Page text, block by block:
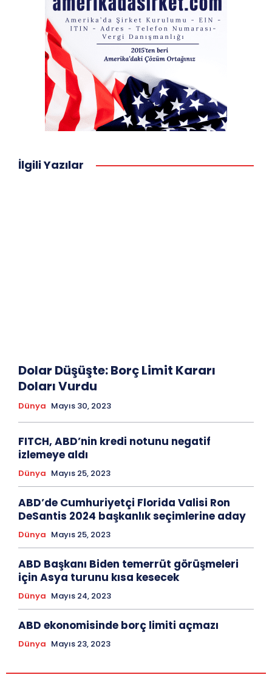
İlgili Yazılar
Dolar Düşüşte: Borç Limit Kararı
Doları Vurdu
Dünya Mayıs 30, 2023
FITCH, ABD’nin kredi notunu negatif
izlemeye aldı
Dünya Mayıs 25, 2023
ABD’de Cumhuriyetçi Florida Valisi Ron
DeSantis 2024 başkanlık seçimlerine aday
Dünya Mayıs 25, 2023
ABD Başkanı Biden temerrüt görüşmeleri
için Asya turunu kısa kesecek
Dünya Mayıs 24, 2023
ABD ekonomisinde borç limiti açmazı
Dünya Mayıs 23, 2023